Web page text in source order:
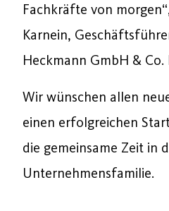
Fachkräfte von
Karnein,
Heckmann GmbH & Co.
Wir wünschen allen
einen erfolgreichen
die gemeinsame Zeit in
Unternehmensfamilie.